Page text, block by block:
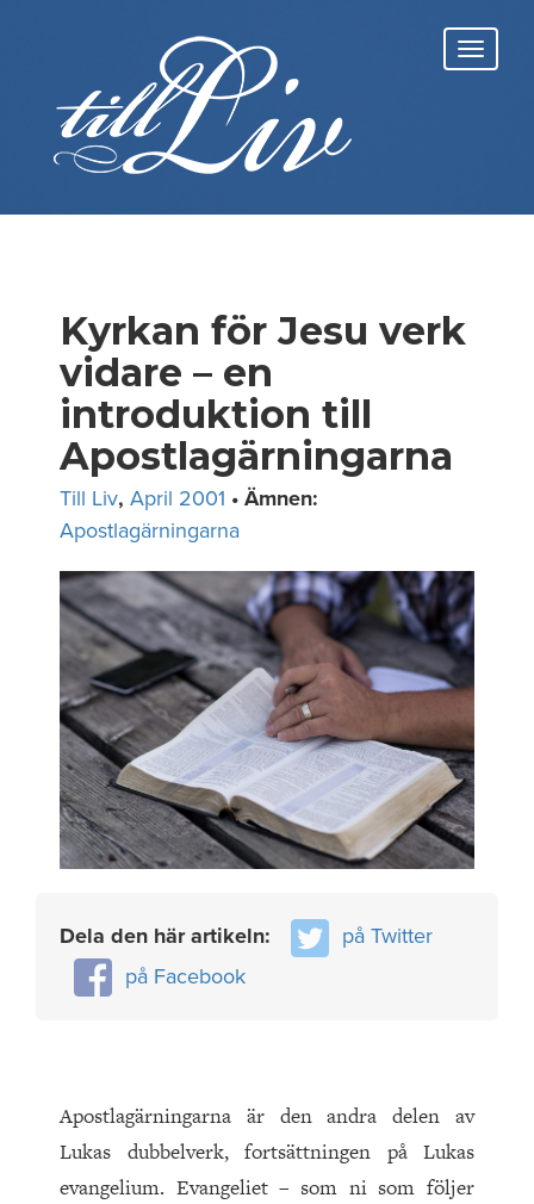
Kyrkan för Jesu verk
vidare – en
introduktion till
Apostlagärningarna
Till Liv, April 2001 • Ämnen:
Apostlagärningarna
Dela den här artikeln:
på Twitter
på Facebook
Apostlagärningarna är den andra delen av
Lukas dubbelverk, fortsättningen på Lukas
evangelium. Evangeliet – som ni som följer